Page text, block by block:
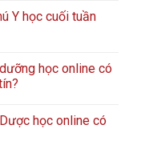
Y học cuối tuần
học online có
học online có